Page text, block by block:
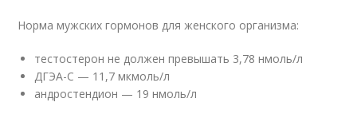
Норма мужских гормонов для женского организма:
тестостерон не должен превышать 3,78 нмоль/л
ДГЭА-С — 11,7 мкмоль/л
андростендион — 19 нмоль/л